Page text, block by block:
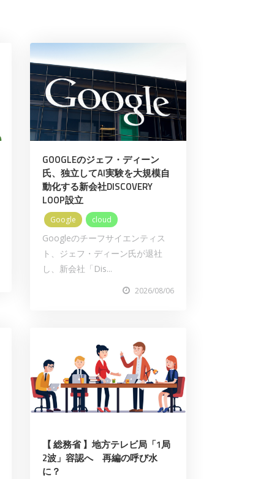
GOOGLEのジェフ・ディーン
氏、独立してAI実験を大規模自
動化する新会社DISCOVERY
LOOP設立
Google cloud
Googleのチーフサイエンティス
ト、ジェフ・ディーン氏が退社
し、新会社「Dis...
2026/08/06
【 総務省 】地方テレビ局「1局
2波」容認へ 再編の呼び水
に？